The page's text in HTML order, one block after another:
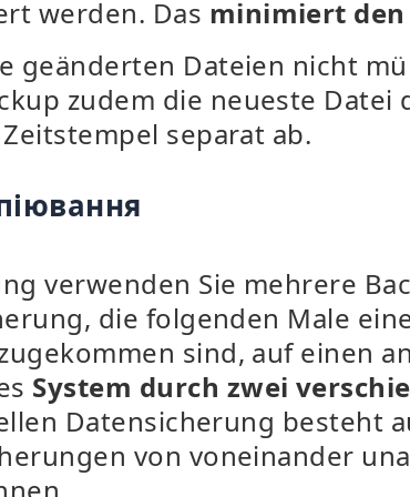
werden. Das minimiert den
geänderten Dateien nicht
zudem die neueste Datei
separat ab.
verwenden Sie mehrere
die folgenden Male
sind, auf einen
System durch zwei
Datensicherung besteht
von voneinander